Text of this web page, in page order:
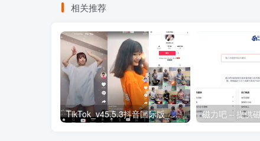
相关推荐
TikTok_v45.5.3抖音国际版_免拔卡解锁全球版